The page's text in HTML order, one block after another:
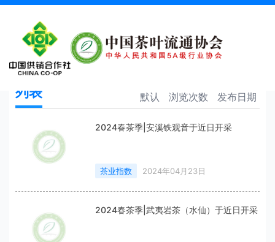
春茶指数 首页
列表 默认 浏览次数 发布日期
2024春茶季|安溪铁观音于近日开采
茶业指数 2024年04月23日
2024春茶季|武夷岩茶（水仙）于近日开采